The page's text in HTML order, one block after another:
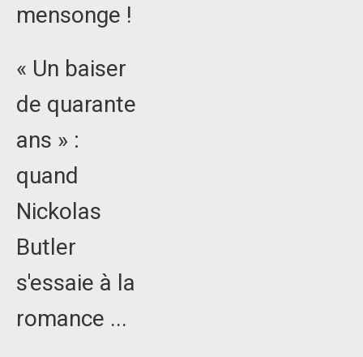
mensonge !
« Un baiser
de quarante
ans » :
quand
Nickolas
Butler
s'essaie à la
romance ...